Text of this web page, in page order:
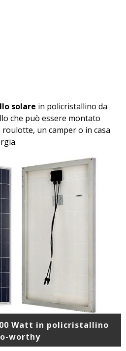
solare in policristallino da
che può essere montato
un camper o in casa
Watt in policristallino
worthy